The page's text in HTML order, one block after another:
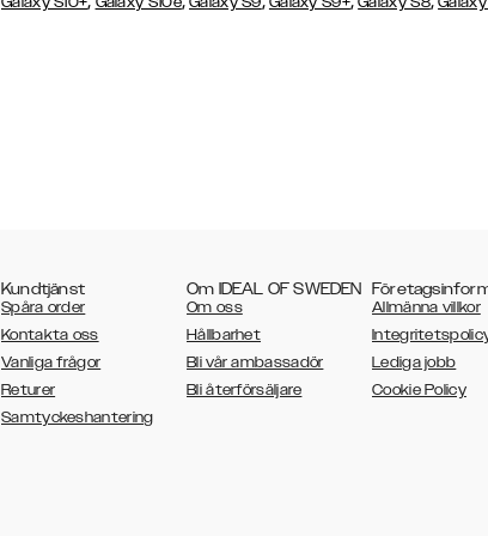
Kundtjänst
Spåra order
Kontakta oss
Vanliga frågor
Returer
Samtyckeshantering
Om IDEAL OF SWEDEN
Om oss
Hållbarhet
Bli vår ambassadör
Bli återförsäljare
Allmänna villkor
Lediga jobb
Cookie Policy
AUSTRALIA